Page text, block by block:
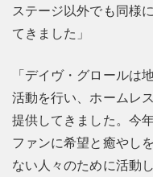
ステージ以外でも同様
てきました」
「デイヴ・グロールは
活動を行い、ホームレ
提供してきました。今
ファンに希望と癒やし
ない人々のために活動